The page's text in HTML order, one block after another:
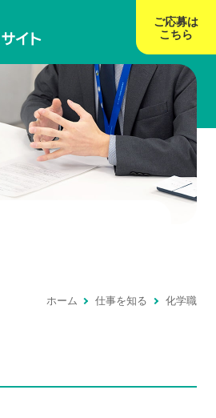
ご応募は
こちら
ホーム 仕事を知る 化学職